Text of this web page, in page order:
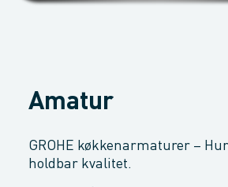
Amatur
GROHE køkkenarmaturer –
holdbar kvalitet.